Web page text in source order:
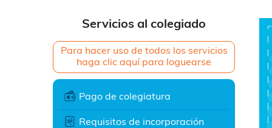
Servicios al colegiado
Para hacer uso de todos los servicios
haga clic aquí para loguearse
Pago de colegiatura
Requisitos de incorporación